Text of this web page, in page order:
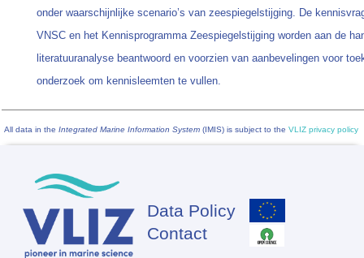
onder waarschijnlijke scenario’s van zeespiegelstijging. De
VNSC en het Kennisprogramma Zeespiegelstijging worden aan de
literatuuranalyse beantwoord en voorzien van aanbevelingen voor
onderzoek om kennisleemten te vullen.
All data in the Integrated Marine Information System (IMIS) is subject to the VLIZ privacy policy
Footer
Data Policy
Contact